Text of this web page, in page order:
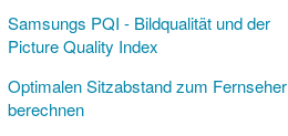
Samsungs PQI - Bildqualität und der
Picture Quality Index
Optimalen Sitzabstand zum Fernseher
berechnen